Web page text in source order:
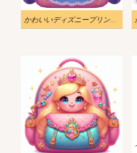
かわいいディズニープリンセスのリュックサックのイラスト